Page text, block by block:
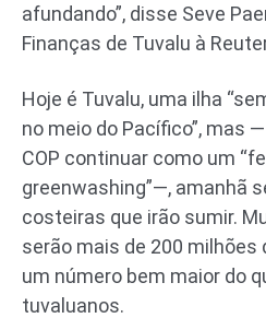
afundando”, disse Seve
Finanças de Tuvalu à
Hoje é Tuvalu, uma ilha
no meio do Pacífico”, mas
COP continuar como um
greenwashing”—, amanhã
costeiras que irão sumir.
serão mais de 200 milhões
um número bem maior do
tuvaluanos.